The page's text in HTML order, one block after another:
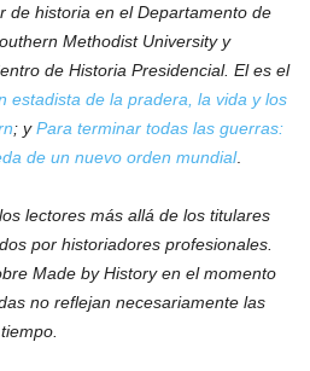
de historia en el Departamento de
Methodist University y
de Historia Presidencial. El es el
estadista de la pradera, la vida y los
; y Para terminar todas las guerras:
de un nuevo orden mundial.
lectores más allá de los titulares
por historiadores profesionales.
Made by History en el momento
no reflejan necesariamente las